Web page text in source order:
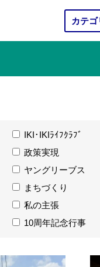
カテゴ
IKI･IKIﾗｲﾌｸﾗﾌﾞ
政策実現
ヤングリーブス
まちづくり
私の主張
10周年記念行事